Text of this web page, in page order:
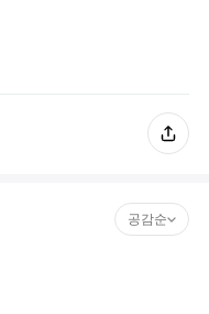
공감순